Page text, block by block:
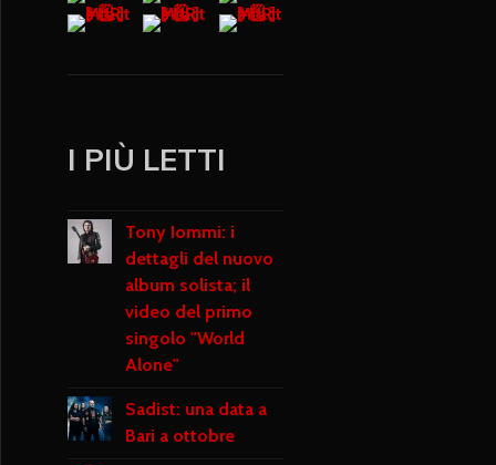
I PIÙ LETTI
Tony Iommi: i
dettagli del nuovo
album solista; il
video del primo
singolo "World
Alone"
Sadist: una data a
Bari a ottobre